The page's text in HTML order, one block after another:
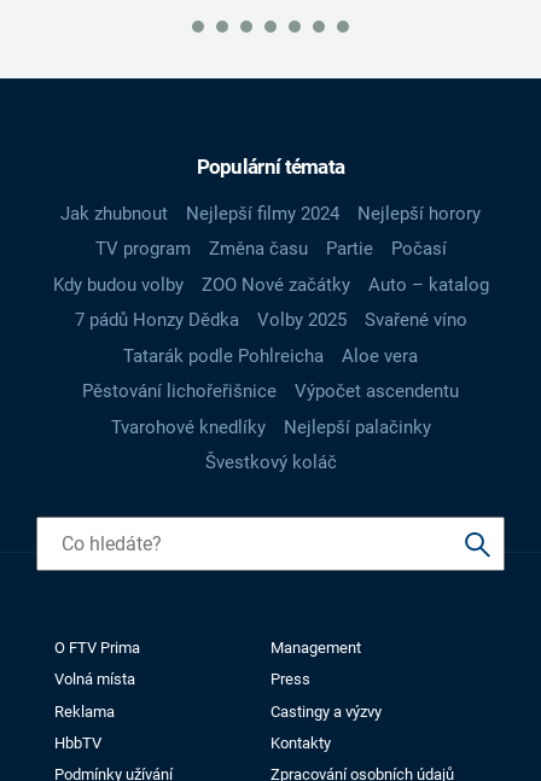
Populární témata
Jak zhubnout Nejlepší filmy 2024
Nejlepší horory
TV program
Změna času Partie
Počasí
Kdy budou volby
ZOO Nové začátky
Auto – katalog
7 pádů Honzy Dědka
Volby 2025
Svařené víno
Tatarák podle Pohlreicha
Aloe vera
Pěstování lichořeřišnice
Výpočet ascendentu
Tvarohové knedlíky
Nejlepší palačinky
Švestkový koláč
O FTV Prima
Management
Volná místa
Press
Reklama
Castingy a výzvy
HbbTV
Kontakty
Podmínky užívání
Zpracování osobních údajů